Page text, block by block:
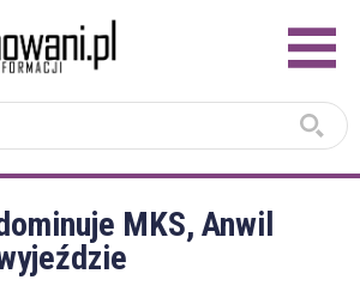
MKS, Anwil